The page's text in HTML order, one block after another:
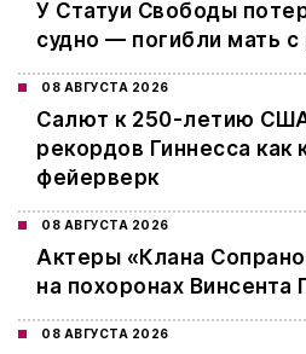
У Статуи Свободы
судно — погибли мать
08 АВГУСТА 2026
Салют к 250-летию США
рекордов Гиннесса как
фейерверк
08 АВГУСТА 2026
Актеры «Клана
на похоронах Винсента
08 АВГУСТА 2026